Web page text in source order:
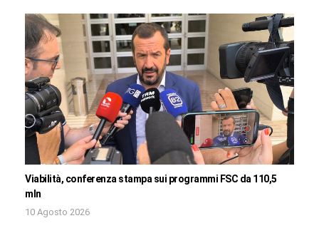
Viabilità, conferenza stampa sui programmi FSC da 110,5
mln
10 Agosto 2026